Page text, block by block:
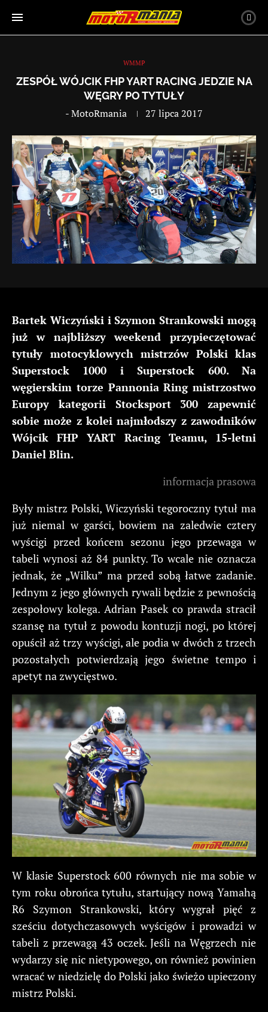
WMMP
ZESPÓŁ WÓJCIK FHP YART RACING JEDZIE NA
WĘGRY PO TYTUŁY
-MotoRmania 27 lipca 2017
Bartek Wiczyński i Szymon Strankowski mogą
już w najbliższy weekend przypieczętować
tytuły motocyklowych mistrzów Polski klas
Superstock 1000 i Superstock 600. Na
węgierskim torze Pannonia Ring mistrzostwo
Europy kategorii Stocksport 300 zapewnić
sobie może z kolei najmłodszy z zawodników
Wójcik FHP YART Racing Teamu, 15-letni
Daniel Blin.
informacja prasowa
Były mistrz Polski, Wiczyński tegoroczny tytuł ma
już niemal w garści, bowiem na zaledwie cztery
wyścigi przed końcem sezonu jego przewaga w
tabeli wynosi aż 84 punkty. To wcale nie oznacza
jednak, że „Wilku” ma przed sobą łatwe zadanie.
Jednym z jego głównych rywali będzie z pewnością
zespołowy kolega. Adrian Pasek co prawda stracił
szansę na tytuł z powodu kontuzji nogi, po której
opuścił aż trzy wyścigi, ale podia w dwóch z trzech
pozostałych potwierdzają jego świetne tempo i
apetyt na zwycięstwo.
W klasie Superstock 600 równych nie ma sobie w
tym roku obrońca tytułu, startujący nową Yamahą
R6 Szymon Strankowski, który wygrał pięć z
sześciu dotychczasowych wyścigów i prowadzi w
tabeli z przewagą 43 oczek. Jeśli na Węgrzech nie
wydarzy się nic nietypowego, on również powinien
wracać w niedzielę do Polski jako świeżo upieczony
mistrz Polski.